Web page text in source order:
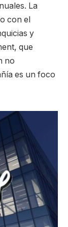
La
con el
y
que
no
es un foco